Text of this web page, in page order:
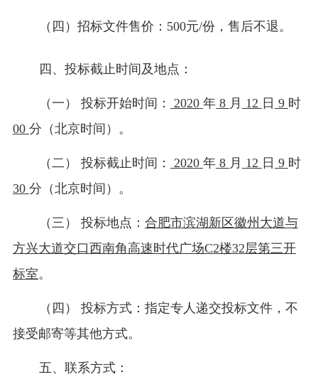
（四）招标文件售价：500元/份，售后不退。
四、投标截止时间及地点：
（一） 投标开始时间： 2020 年8 月 12 日 9 时
00 分（北京时间）。
（二） 投标截止时间： 2020 年8 月 12 日 9 时
30 分（北京时间）。
（三） 投标地点： 合肥市滨湖新区徽州大道与
方兴大道交口西南角高速时代广场C2楼32层第三开
标室。
（四） 投标方式：指定专人递交投标文件，不
接受邮寄等其他方式。
五、联系方式：